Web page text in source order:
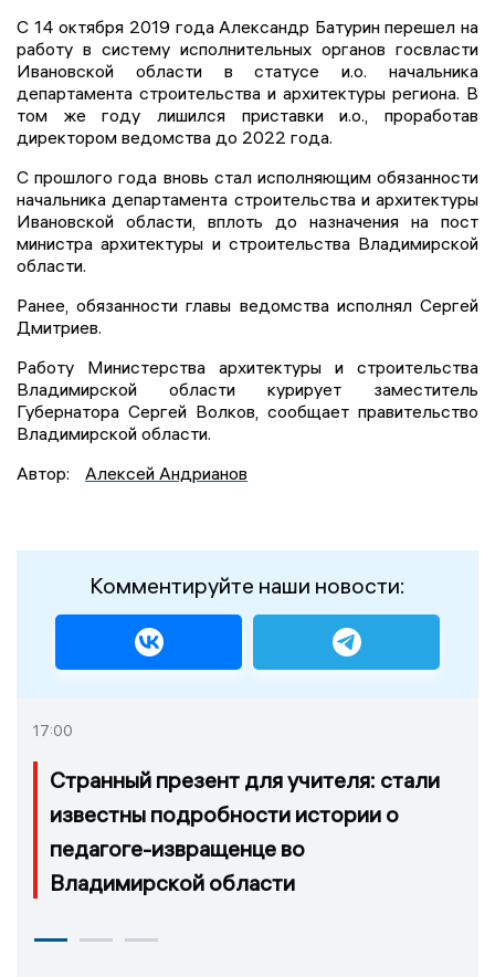
С 14 октября 2019 года Александр Батурин перешел на
работу в систему исполнительных органов госвласти
Ивановской области в статусе и.о. начальника
департамента строительства и архитектуры региона. В
том же году лишился приставки и.о., проработав
директором ведомства до 2022 года.
С прошлого года вновь стал исполняющим обязанности
начальника департамента строительства и архитектуры
Ивановской области, вплоть до назначения на пост
министра архитектуры и строительства Владимирской
области.
Ранее, обязанности главы ведомства исполнял Сергей
Дмитриев.
Работу Министерства архитектуры и строительства
Владимирской области курирует заместитель
Губернатора Сергей Волков, сообщает правительство
Владимирской области.
Автор:
Алексей Андрианов
Комментируйте наши новости:
17:00
Странный презент для учителя: стали
известны подробности истории о
педагоге-извращенце во
Владимирской области